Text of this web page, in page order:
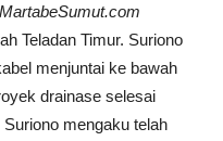
Teladan Timur. Suriono
menjuntai ke bawah
drainase selesai
mengaku telah